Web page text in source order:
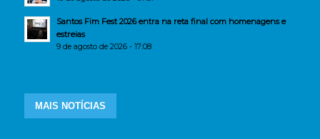
Santos Fim Fest 2026 entra na reta final com homenagens e
estreias
9 de agosto de 2026 - 17:08
MAIS NOTÍCIAS